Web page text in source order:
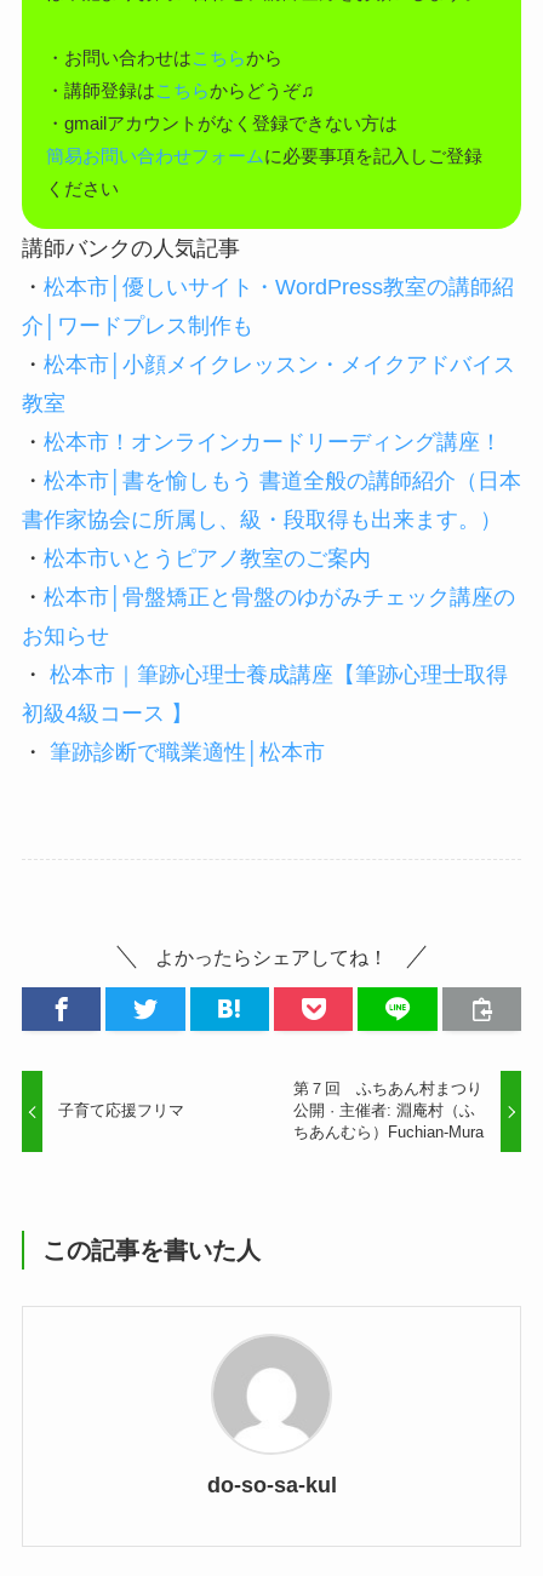
・お問い合わせはこちらから
・講師登録はこちらからどうぞ♫
・gmailアカウントがなく登録できない方は
簡易お問い合わせフォームに必要事項を記入しご登録
ください
講師バンクの人気記事
・ 松本市│優しいサイト・WordPress教室の講師紹
介│ワードプレス制作も
・ 松本市│小顔メイクレッスン・メイクアドバイス
教室
・ 松本市！オンラインカードリーディング講座！
・ 松本市│書を愉しもう 書道全般の講師紹介（日本
書作家協会に所属し、級・段取得も出来ます。）
・ 松本市いとうピアノ教室のご案内
・ 松本市│骨盤矯正と骨盤のゆがみチェック講座の
お知らせ
・ 松本市｜筆跡心理士養成講座【筆跡心理士取得
初級4級コース 】
・ 筆跡診断で職業適性│松本市
よかったらシェアしてね！
子育て応援フリマ
第７回 ふちあん村まつり
公開 · 主催者: 淵庵村（ふ
ちあんむら）Fuchian-Mura
この記事を書いた人
do-so-sa-kul